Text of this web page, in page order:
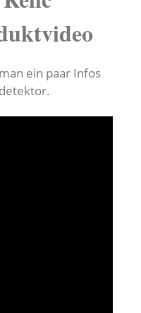
ein paar Infos